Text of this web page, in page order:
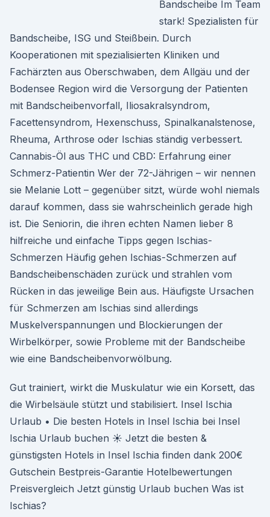
Bandscheibe Im Team
stark! Spezialisten für
Bandscheibe, ISG und Steißbein. Durch
Kooperationen mit spezialisierten Kliniken und
Fachärzten aus Oberschwaben, dem Allgäu und der
Bodensee Region wird die Versorgung der Patienten
mit Bandscheibenvorfall, Iliosakralsyndrom,
Facettensyndrom, Hexenschuss, Spinalkanalstenose,
Rheuma, Arthrose oder Ischias ständig verbessert.
Cannabis-Öl aus THC und CBD: Erfahrung einer
Schmerz-Patientin Wer der 72-Jährigen – wir nennen
sie Melanie Lott – gegenüber sitzt, würde wohl niemals
darauf kommen, dass sie wahrscheinlich gerade high
ist. Die Seniorin, die ihren echten Namen lieber 8
hilfreiche und einfache Tipps gegen Ischias-
Schmerzen Häufig gehen Ischias-Schmerzen auf
Bandscheibenschäden zurück und strahlen vom
Rücken in das jeweilige Bein aus. Häufigste Ursachen
für Schmerzen am Ischias sind allerdings
Muskelverspannungen und Blockierungen der
Wirbelkörper, sowie Probleme mit der Bandscheibe
wie eine Bandscheibenvorwölbung.
Gut trainiert, wirkt die Muskulatur wie ein Korsett, das
die Wirbelsäule stützt und stabilisiert. Insel Ischia
Urlaub • Die besten Hotels in Insel Ischia bei Insel
Ischia Urlaub buchen ☀ Jetzt die besten &
günstigsten Hotels in Insel Ischia finden dank 200€
Gutschein Bestpreis-Garantie Hotelbewertungen
Preisvergleich Jetzt günstig Urlaub buchen Was ist
Ischias?